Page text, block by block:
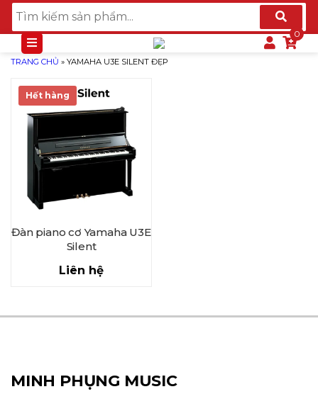
TRANG CHỦ » YAMAHA U3E SILENT ĐẸP
Hết hàng
Đàn piano cơ Yamaha U3E
Silent
Liên hệ
MINH PHỤNG MUSIC